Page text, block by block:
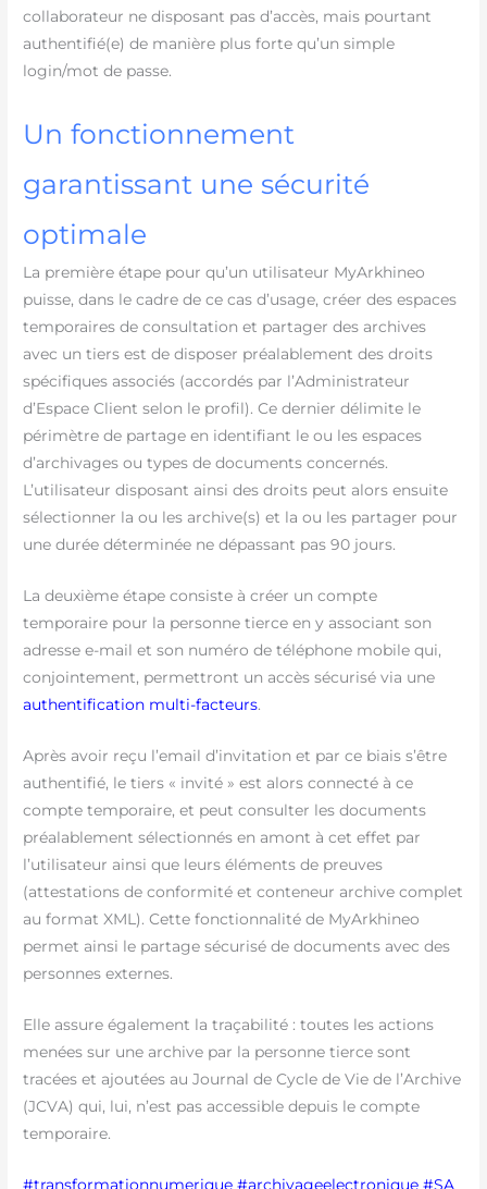
collaborateur ne disposant pas d’accès, mais pourtant
authentifié(e) de manière plus forte qu’un simple
login/mot de passe.
Un fonctionnement
garantissant une sécurité
optimale
La première étape pour qu’un utilisateur MyArkhineo
puisse, dans le cadre de ce cas d’usage, créer des espaces
temporaires de consultation et partager des archives
avec un tiers est de disposer préalablement des droits
spécifiques associés (accordés par l’Administrateur
d’Espace Client selon le profil). Ce dernier délimite le
périmètre de partage en identifiant le ou les espaces
d’archivages ou types de documents concernés.
L’utilisateur disposant ainsi des droits peut alors ensuite
sélectionner la ou les archive(s) et la ou les partager pour
une durée déterminée ne dépassant pas 90 jours.
La deuxième étape consiste à créer un compte
temporaire pour la personne tierce en y associant son
adresse e-mail et son numéro de téléphone mobile qui,
conjointement, permettront un accès sécurisé via une
authentification multi-facteurs.
Après avoir reçu l’email d’invitation et par ce biais s’être
authentifié, le tiers « invité » est alors connecté à ce
compte temporaire, et peut consulter les documents
préalablement sélectionnés en amont à cet effet par
l’utilisateur ainsi que leurs éléments de preuves
(attestations de conformité et conteneur archive complet
au format XML). Cette fonctionnalité de MyArkhineo
permet ainsi le partage sécurisé de documents avec des
personnes externes.
Elle assure également la traçabilité : toutes les actions
menées sur une archive par la personne tierce sont
tracées et ajoutées au Journal de Cycle de Vie de l’Archive
(JCVA) qui, lui, n’est pas accessible depuis le compte
temporaire.
#transformationnumerique #archivageelectronique #SA